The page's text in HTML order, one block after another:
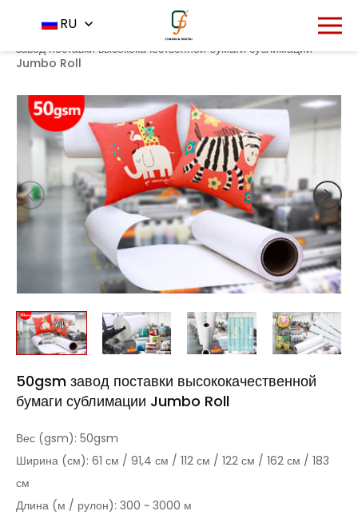
RU
Главная Бумага сублимации
50gsm
завод поставки высококачественной бумаги сублимации
Jumbo Roll
50gsm завод поставки высококачественной
бумаги сублимации Jumbo Roll
Вес (gsm): 50gsm
Ширина (см): 61 см / 91,4 см / 112 см / 122 см / 162 см / 183
см
Длина (м / рулон): 300 ~ 3000 м